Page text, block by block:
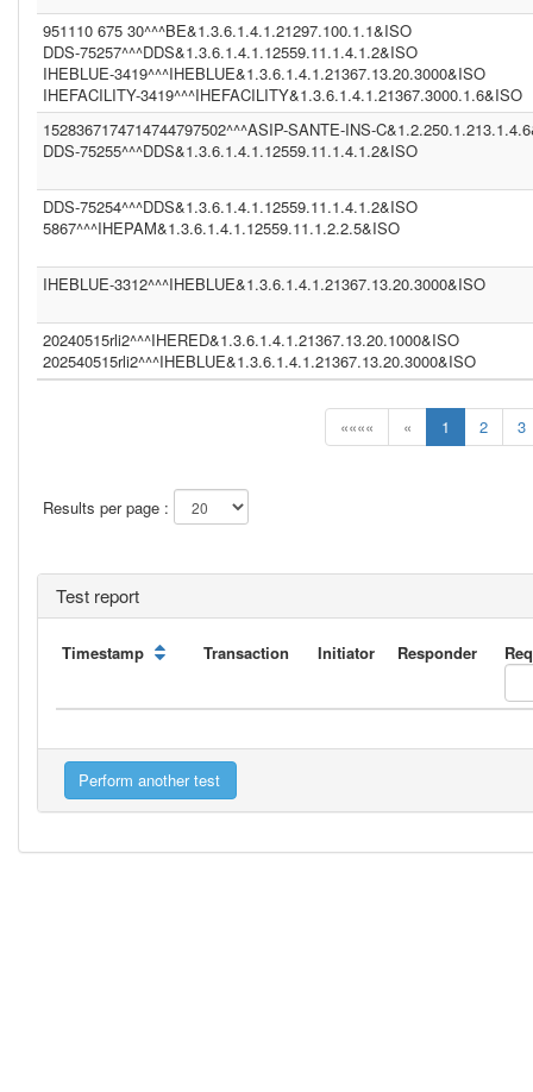
«««« « 1 2 3
Results per page :
951110 675 30^^^BE&1.3.6.1.4.1.21297.100.1.1&ISO
DDS-75257^^^DDS&1.3.6.1.4.1.12559.11.1.4.1.2&ISO
IHEBLUE-3419^^^IHEBLUE&1.3.6.1.4.1.21367.13.20.3000&ISO
IHEFACILITY-3419^^^IHEFACILITY&1.3.6.1.4.1.21367.3000.1.6&ISO
1528367174714744797502^^^ASIP-SANTE-INS-
DDS-75255^^^DDS&1.3.6.1.4.1.12559.11.1.4.1.2&ISO
DDS-75254^^^DDS&1.3.6.1.4.1.12559.11.1.4.1.2&ISO
5867^^^IHEPAM&1.3.6.1.4.1.12559.11.1.2.2.5&ISO
IHEBLUE-3312^^^IHEBLUE&1.3.6.1.4.1.21367.13.20.3000&ISO
20240515rli2^^^IHERED&1.3.6.1.4.1.21367.13.20.1000&ISO
202540515rli2^^^IHEBLUE&1.3.6.1.4.1.21367.13.20.3000&ISO
Test report
Timestamp Transaction Initiator Responder